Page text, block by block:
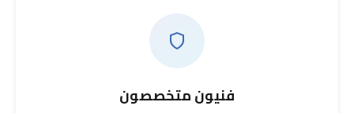
فنيون متخصصون